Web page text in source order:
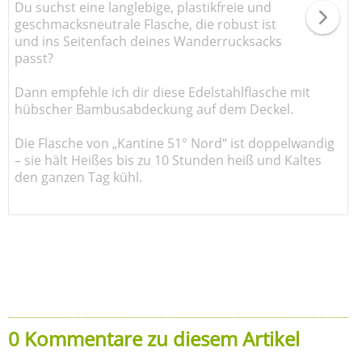
Du suchst eine langlebige, plastikfreie und
geschmacksneutrale Flasche, die robust ist
und ins Seitenfach deines Wanderrucksacks
passt?
Dann empfehle ich dir diese Edelstahlflasche mit
hübscher Bambusabdeckung auf dem Deckel.
Die Flasche von „Kantine 51° Nord“ ist doppelwandig
– sie hält Heißes bis zu 10 Stunden heiß und Kaltes
den ganzen Tag kühl.
0 Kommentare zu diesem Artikel